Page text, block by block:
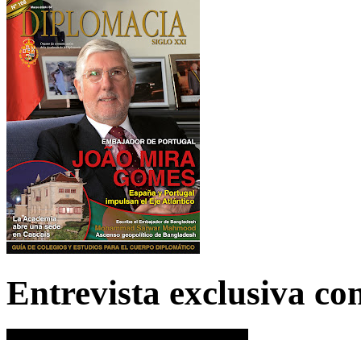
Entrevista exclusiva